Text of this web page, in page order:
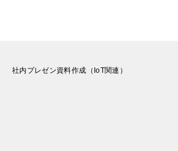
投社内プレゼン資料作成（IoT関連）